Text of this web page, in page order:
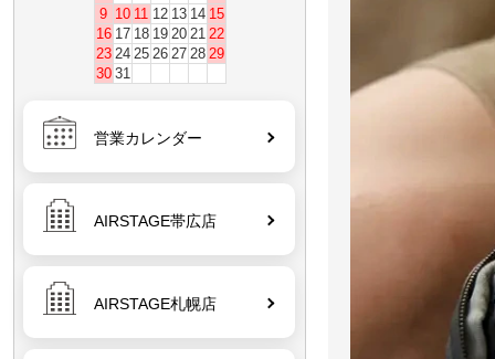
9 10 11 12 13 14 15
16 17 18 19 20 21 22
23 24 25 26 27 28 29
30 31
営業カレンダー
AIRSTAGE帯広店
AIRSTAGE札幌店